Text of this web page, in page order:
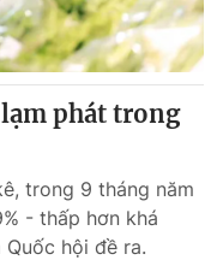
phát trong
trong 9 tháng năm
- thấp hơn khá
hội đề ra.